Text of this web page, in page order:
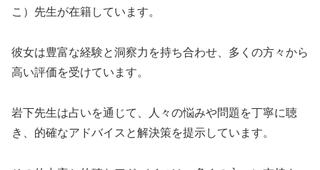
こ）先生が在籍しています。
彼女は豊富な経験と洞察力を持ち合わせ、多くの方々から
高い評価を受けています。
岩下先生は占いを通じて、人々の悩みや問題を丁寧に聴
き、的確なアドバイスと解決策を提示しています。